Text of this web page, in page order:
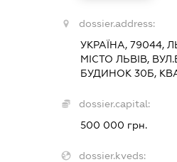
dossier.address:
УКРАЇНА, 79044,
МІСТО ЛЬВІВ,
БУДИНОК 30Б,
dossier.capital:
500 000 грн.
dossier.kveds: